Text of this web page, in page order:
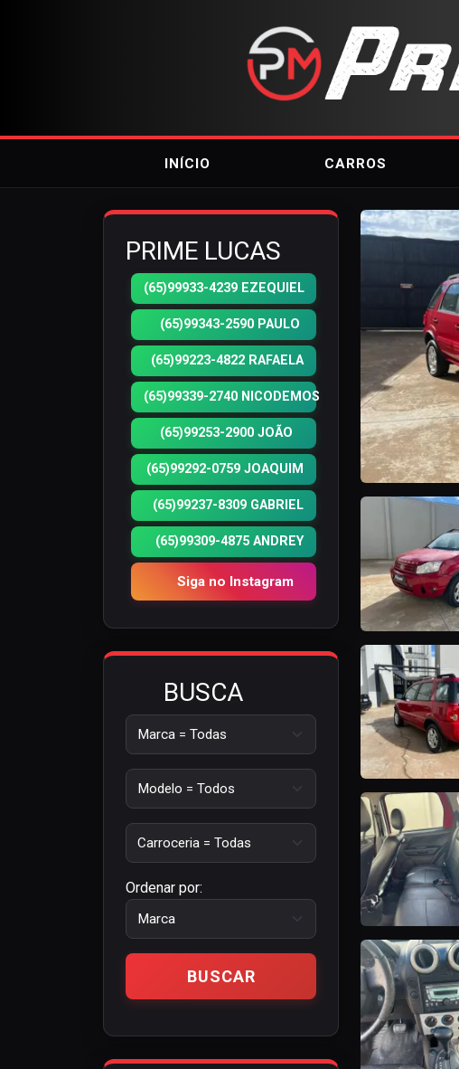
INÍCIO CARROS
PRIME LUCAS
(65)99933-4239 EZEQUIEL
(65)99343-2590 PAULO
(65)99223-4822 RAFAELA
(65)99339-2740 NICODEMOS
(65)99253-2900 JOÃO
(65)99292-0759 JOAQUIM
(65)99237-8309 GABRIEL
(65)99309-4875 ANDREY
Siga no Instagram
BUSCA
Ordenar por: